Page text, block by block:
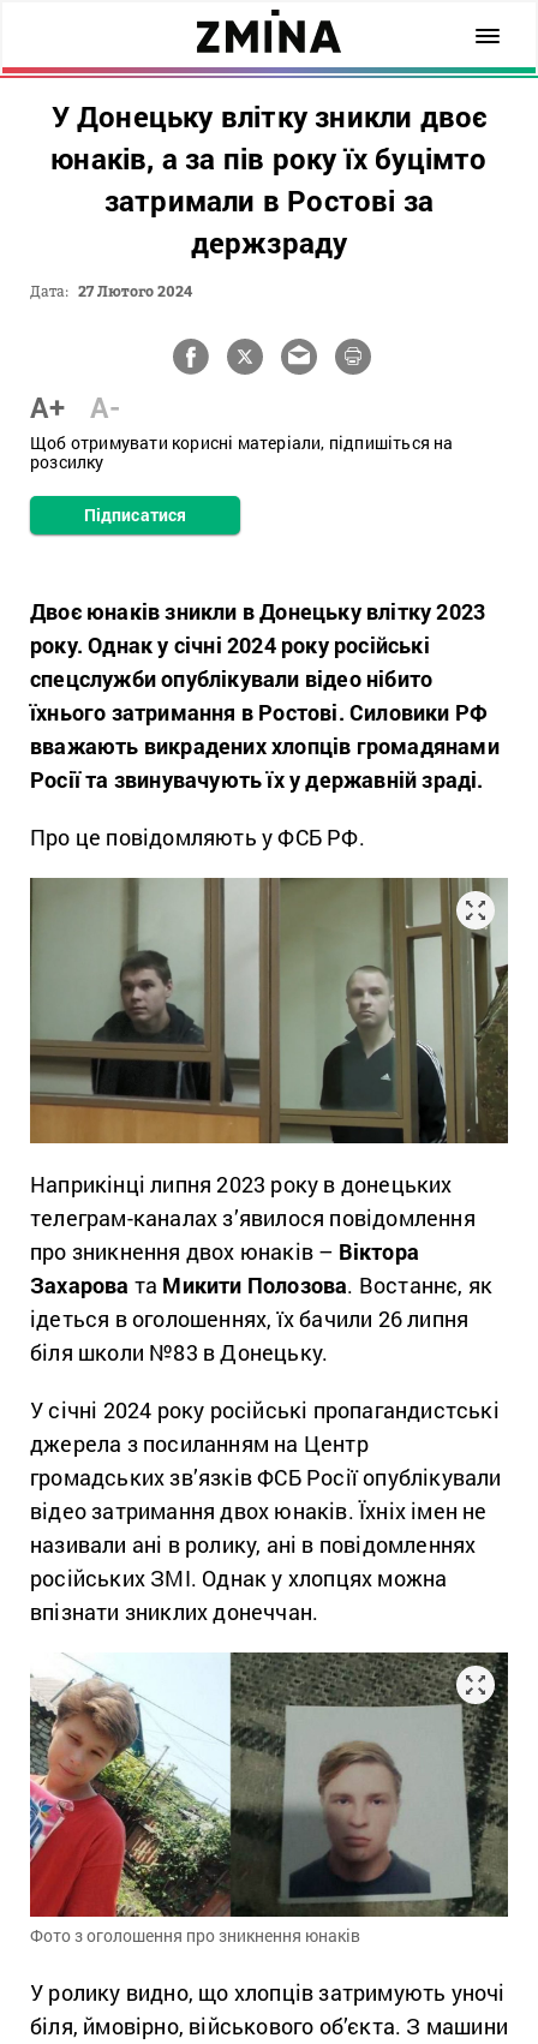
У Донецьку влітку зникли двоє
юнаків, а за пів року їх буцімто
затримали в Ростові за
держзраду
Дата: 27 Лютого 2024
A+ A-
Щоб отримувати корисні матеріали, підпишіться на
розсилку
Підписатися
Двоє юнаків зникли в Донецьку влітку 2023
року. Однак у січні 2024 року російські
спецслужби опублікували відео нібито
їхнього затримання в Ростові. Силовики РФ
вважають викрадених хлопців громадянами
Росії та звинувачують їх у державній зраді.
Про це повідомляють у ФСБ РФ.
Наприкінці липня 2023 року в донецьких
телеграм-каналах з’явилося повідомлення
про зникнення двох юнаків – Віктора
Захарова та Микити Полозова. Востаннє, як
ідеться в оголошеннях, їх бачили 26 липня
біля школи №83 в Донецьку.
У січні 2024 року російські пропагандистські
джерела з посиланням на Центр
громадських зв’язків ФСБ Росії опублікували
відео затримання двох юнаків. Їхніх імен не
називали ані в ролику, ані в повідомленнях
російських ЗМІ. Однак у хлопцях можна
впізнати зниклих донеччан.
Фото з оголошення про зникнення юнаків
У ролику видно, що хлопців затримують уночі
біля, ймовірно, військового об’єкта. З машини